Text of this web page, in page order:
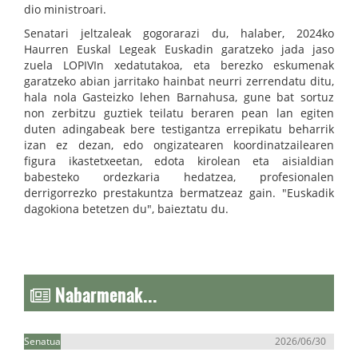
dio ministroari.
Senatari jeltzaleak gogorarazi du, halaber, 2024ko
Haurren Euskal Legeak Euskadin garatzeko jada jaso
zuela LOPIVIn xedatutakoa, eta berezko eskumenak
garatzeko abian jarritako hainbat neurri zerrendatu ditu,
hala nola Gasteizko lehen Barnahusa, gune bat sortuz
non zerbitzu guztiek teilatu beraren pean lan egiten
duten adingabeak bere testigantza errepikatu beharrik
izan ez dezan, edo ongizatearen koordinatzailearen
figura ikastetxeetan, edota kirolean eta aisialdian
babesteko ordezkaria hedatzea, profesionalen
derrigorrezko prestakuntza bermatzeaz gain. "Euskadik
dagokiona betetzen du", baieztatu du.
Nabarmenak...
Senatua 2026/06/30